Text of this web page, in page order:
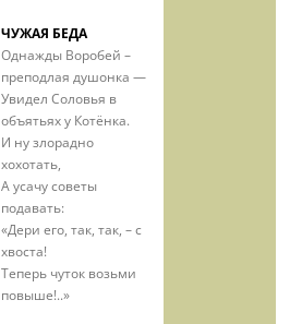
ЧУЖАЯ БЕДА
Однажды Воробей –
преподлая душонка —
Увидел Соловья в
объятьях у Котёнка.
И ну злорадно
хохотать,
А усачу советы
подавать:
«Дери его, так, так, – с
хвоста!
Теперь чуток возьми
повыше!..»